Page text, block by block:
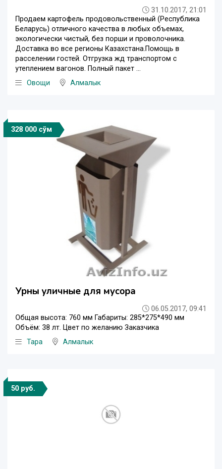
31.10.2017, 21:01
Продаем картофель продовольственный (Республика
Беларусь) отличного качества в любых объемах,
экологически чистый, без порши и проволочника.
Доставка во все регионы Казахстана.Помощь в
расселении гостей. Отгрузка жд транспортом с
утеплением вагонов. Полный пакет ...
Овощи
Алмалык
328 000 сўм
Урны уличные для мусора
06.05.2017, 09:41
Общая высота: 760 мм Габариты: 285*275*490 мм
Объём: 38 лт. Цвет по желанию Заказчика
Тара
Алмалык
50 руб.